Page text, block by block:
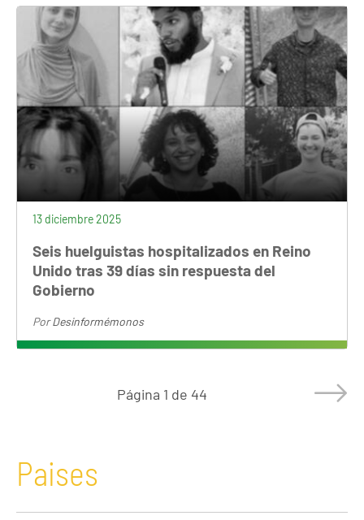
13 diciembre 2025
Seis huelguistas hospitalizados en Reino
Unido tras 39 días sin respuesta del
Gobierno
PorDesinformémonos
Página 1 de 44
Paises